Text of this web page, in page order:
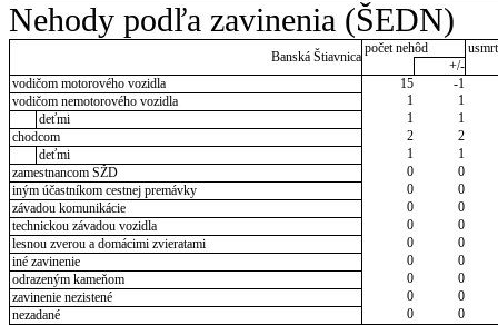
Nehody podľa zavinenia (ŠEDN)
Banská Štiavnica
počet nehôd
+/-
vodičom motorového vozidla
15
-1
vodičom nemotorového vozidla
1
1
deťmi
1
1
chodcom
2
2
deťmi
1
1
zamestnancom SŽD
0
0
iným účastníkom cestnej premávky
0
0
závadou komunikácie
0
0
technickou závadou vozidla
0
0
lesnou zverou a domácimi zvieratami
0
0
iné zavinenie
0
0
odrazeným kameňom
0
0
zavinenie nezistené
0
0
nezadané
0 0